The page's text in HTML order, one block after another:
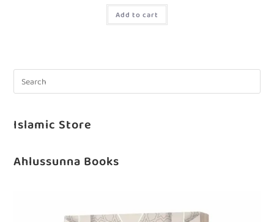
Add to cart
Islamic Store
Ahlussunna Books